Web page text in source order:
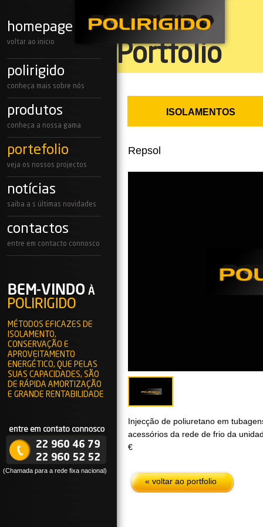
homepage
voltar ao inicio
polirigido
conheça mais sobre nós
produtos
conheça a nossa gama
portefolio
veja os nossos projectos
notícias
saiba a s últimas novidades
contactos
entre em contacto connosco
MÉTODOS EFICAZES DE
ISOLAMENTO,
CONSERVAÇÃO E
APROVEITAMENTO
ENERGÉTICO, QUE PELAS
SUAS CAPACIDADES, SÃO
DE RÁPIDA AMORTIZAÇÃO
E GRANDE RENTABILIDADE
(Chamada para a rede fixa nacional)
Portfolio
ISOLAMENTOS
Repsol
Injecção de poliuretano em
acessórios da rede de frio da
€
« voltar ao portfolio